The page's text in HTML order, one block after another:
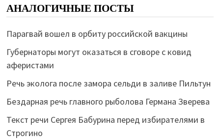
АНАЛОГИЧНЫЕ ПОСТЫ
Парагвай вошел в орбиту российской вакцины
Губернаторы могут оказаться в сговоре с ковид
аферистами
Речь эколога после замора сельди в заливе Пильтун
Бездарная речь главного рыболова Германа Зверева
Текст речи Сергея Бабурина перед избирателями в
Строгино